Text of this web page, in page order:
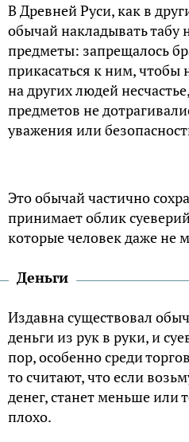
В Древней Руси, как в
обычай накладывать табу
предметы: запрещалось
прикасаться к ним, чтобы
на других людей
предметов не
уважения или
Это обычай частично
принимает облик
которые человек даже не
Деньги
Издавна существовал
деньги из рук в руки, и
пор, особенно среди
то считают, что если
денег, станет меньше или
плохо.